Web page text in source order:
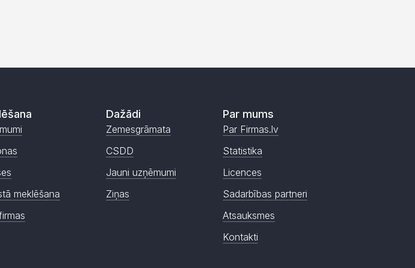
meklēšana
Dažādi
Zemesgrāmata
CSDD
Jauni uzņēmumi
Ziņas
Par mums
Par Firmas.lv
Statistika
Licences
Sadarbības partneri
Atsauksmes
Kontakti